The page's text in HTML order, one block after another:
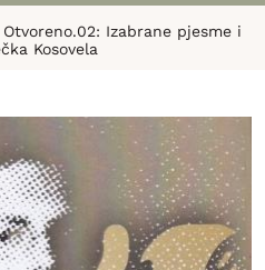
Otvoreno.02: Izabrane pjesme i
Kosovela